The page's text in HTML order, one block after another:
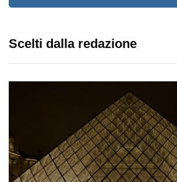
Scelti dalla redazione